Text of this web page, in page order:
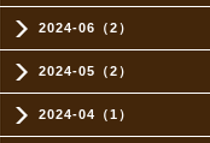
2024-06（2）
2024-05（2）
2024-04（1）